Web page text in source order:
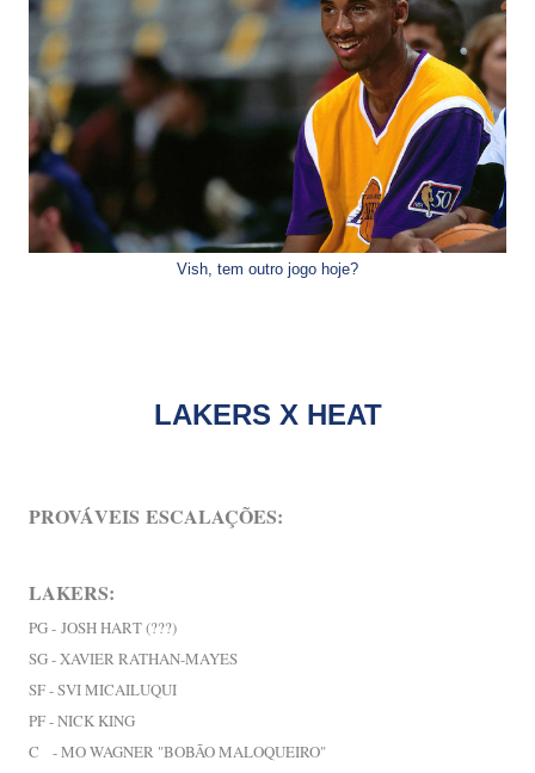
Vish, tem outro jogo hoje?
LAKERS X HEAT
PROVÁVEIS ESCALAÇÕES:
LAKERS:
PG - JOSH HART (???)
SG - XAVIER RATHAN-MAYES
SF - SVI MICAILUQUI
PF - NICK KING
C - MO WAGNER "BOBÃO MALOQUEIRO"